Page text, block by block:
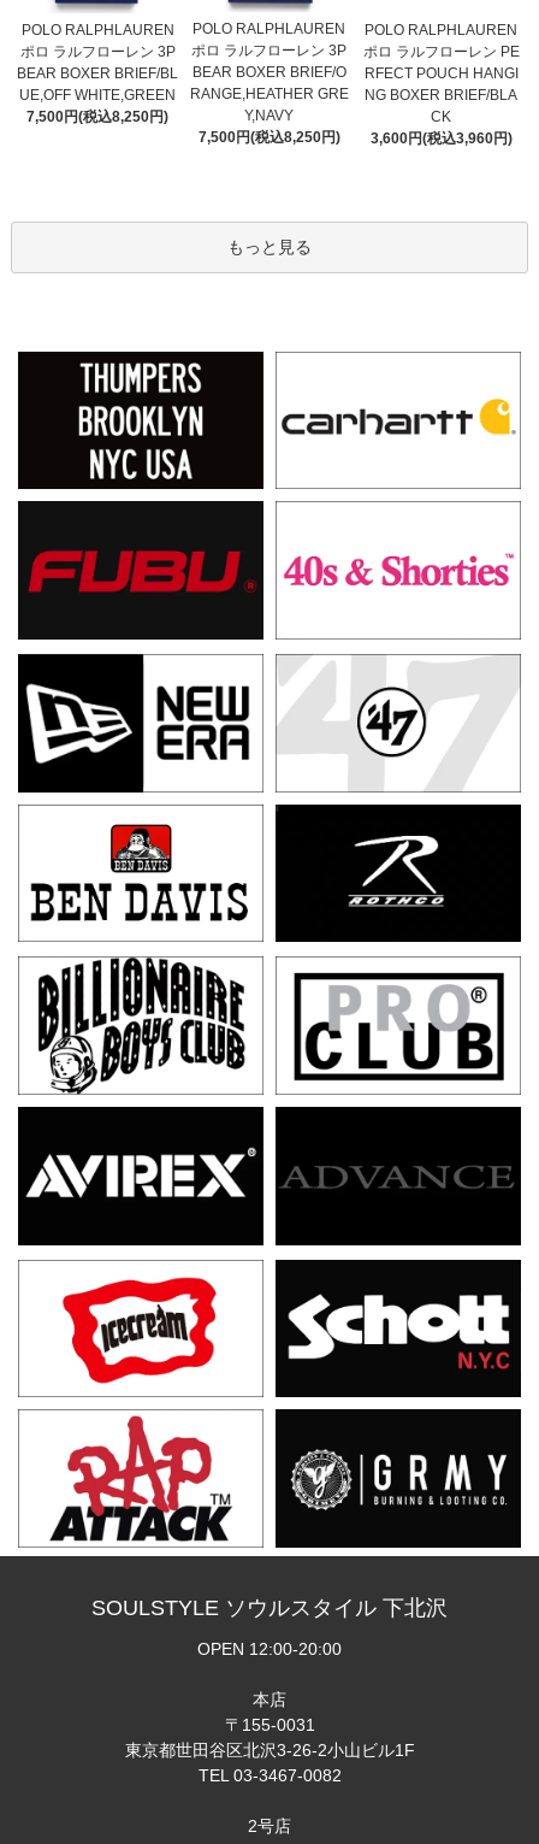
POLO RALPHLAUREN
ポロ ラルフローレン 3P
BEAR BOXER BRIEF/BL
UE,OFF WHITE,GREEN
7,500円(税込8,250円)
POLO RALPHLAUREN
ポロ ラルフローレン 3P
BEAR BOXER BRIEF/O
RANGE,HEATHER GRE
Y,NAVY
7,500円(税込8,250円)
POLO RALPHLAUREN
ポロ ラルフローレン PE
RFECT POUCH HANGI
NG BOXER BRIEF/BLA
CK
3,600円(税込3,960円)
もっと見る
SOULSTYLE ソウルスタイル 下北沢
OPEN 12:00-20:00
本店
〒155-0031
東京都世田谷区北沢3-26-2小山ビル1F
TEL 03-3467-0082
2号店